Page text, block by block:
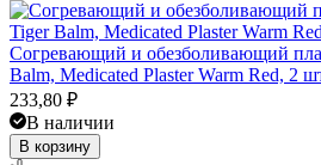
Согревающий и обезболивающий
Balm, Medicated Plaster Warm Red, 2
233,80 ₽
В наличии
В корзину